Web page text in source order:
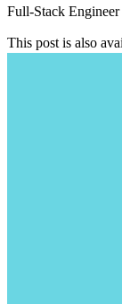
Full-Stack Engineer
This post is also